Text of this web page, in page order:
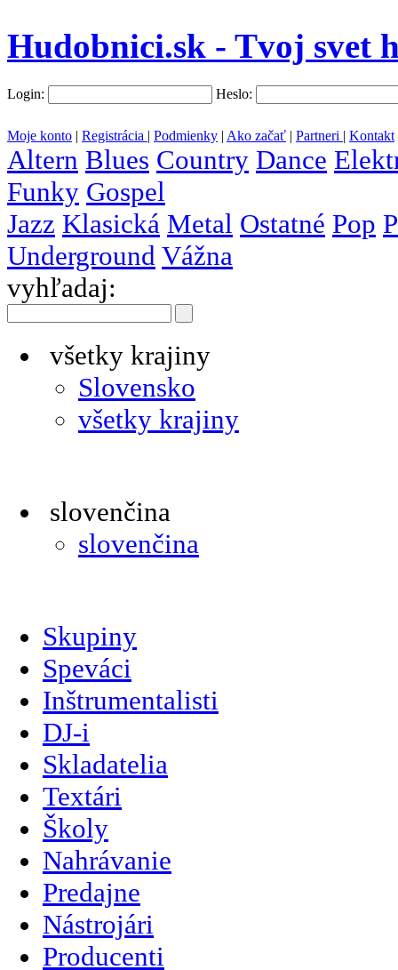
Hudobnici.sk - Tvoj svet
Login: Heslo:
Moje konto | Registrácia | Podmienky | Ako začať | Partneri | Kontakt
Altern Blues Country Dance
Funky Gospel
Jazz Klasická Metal Ostatné Pop
Underground Vážna
vyhľadaj:
všetky krajiny
Slovensko
všetky krajiny
slovenčina
slovenčina
Skupiny
Speváci
Inštrumentalisti
DJ-i
Skladatelia
Textári
Školy
Nahrávanie
Predajne
Nástrojári
Producenti